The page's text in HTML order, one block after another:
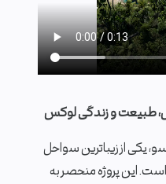
یکی از زیباترین سواحل
این پروژه منحصر به